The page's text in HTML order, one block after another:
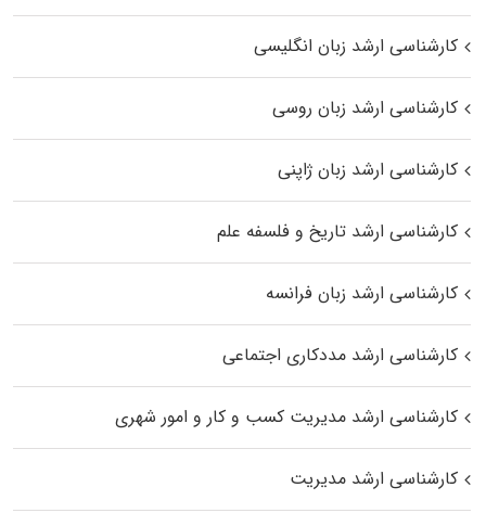
کارشناسی ارشد زبان انگلیسی
کارشناسی ارشد زبان روسی
کارشناسی ارشد زبان ژاپنی
کارشناسی ارشد تاریخ و فلسفه علم
کارشناسی ارشد زبان فرانسه
کارشناسی ارشد مددکاری اجتماعی
کارشناسی ارشد مدیریت کسب و کار و امور شهری
کارشناسی ارشد مدیریت